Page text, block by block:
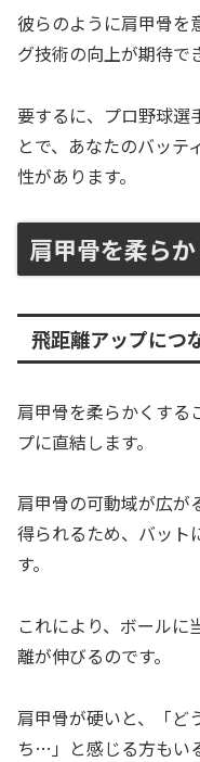
彼らのように肩甲骨を
グ技術の向上が期待で
要するに、プロ野球選
とで、あなたのバッテ
性があります。
肩甲骨を柔ら
飛距離アップにつ
肩甲骨を柔らかくする
プに直結します。
肩甲骨の可動域が広が
得られるため、バット
す。
これにより、ボールに
離が伸びるのです。
肩甲骨が硬いと、「ど
ち…」と感じる方もい